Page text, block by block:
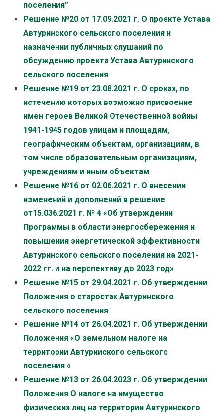
поселения”
Решение №20 от 17.09.2021 г. О проекте Устава
Автуринского сельского поселения н
назначении публичных слушаний по
обсуждению проекта Устава Автуринского
сельского поселения
Решение №19 от 23.08.2021 г. О сроках, по
истечению которых возможно присвоение
имен героев Великой Отечественной войны
1941-1945 годов улицам и площадям,
географическим объектам, организациям, в
том числе образовательным организациям,
учреждениям и иным объектам
Решение №16 от 02.06.2021 г. О внесении
изменений и дополнений в решение
от15.036.2021 г. № 4 «Об утверждении
Программы в области энергосбережения и
повышения энергетической эффективности
Автуринского сельского поселения на 2021-
2022 гг. и на перспективу до 2023 год»
Решение №15 от 29.04.2021 г. Об утверждении
Положения о старостах Автуринского
сельского поселения
Решение №14 от 26.04.2021 г. Об утверждении
Положения «О земельном налоге на
территории Автурииского сельского
поселения «
Решение №13 от 26.04.2023 г. Об утверждении
Положения О налоге на имущество
физических лиц на территории Автуринского